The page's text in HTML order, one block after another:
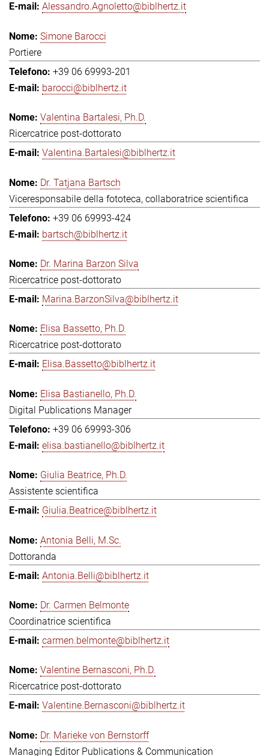
Alessandro.Agnoletto@biblhertz.it
Simone Barocci
Portiere
+39 06 69993-201
barocci@biblhertz.it
Valentina Bartalesi, Ph.D.
Ricercatrice post-dottorato
Valentina.Bartalesi@biblhertz.it
Dr. Tatjana Bartsch
Viceresponsabile della fototeca, collaboratrice scientifica
+39 06 69993-424
bartsch@biblhertz.it
Dr. Marina Barzon Silva
Ricercatrice post-dottorato
Marina.BarzonSilva@biblhertz.it
Elisa Bassetto, Ph.D.
Ricercatrice post-dottorato
Elisa.Bassetto@biblhertz.it
Elisa Bastianello, Ph.D.
Digital Publications Manager
+39 06 69993-306
elisa.bastianello@biblhertz.it
Giulia Beatrice, Ph.D.
Assistente scientifica
Giulia.Beatrice@biblhertz.it
Antonia Belli, M.Sc.
Dottoranda
Antonia.Belli@biblhertz.it
Dr. Carmen Belmonte
Coordinatrice scientifica
carmen.belmonte@biblhertz.it
Valentine Bernasconi, Ph.D.
Ricercatrice post-dottorato
Valentine.Bernasconi@biblhertz.it
Dr. Marieke von Bernstorff
Managing Editor Publications & Communication